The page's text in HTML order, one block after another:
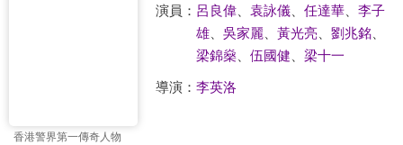
香港警界第一傳奇人物
演員： 呂良偉、 袁詠儀、 任達華、 李子
雄、 吳家麗 黃光亮、 劉兆銘、
梁錦燊、 伍國健 梁十一
導演： 李英洛